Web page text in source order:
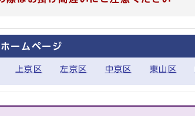
ームページ
上京区 左京区 中京区 東山区